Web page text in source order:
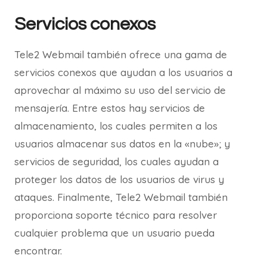
Servicios conexos
Tele2 Webmail también ofrece una gama de
servicios conexos que ayudan a los usuarios a
aprovechar al máximo su uso del servicio de
mensajería. Entre estos hay servicios de
almacenamiento, los cuales permiten a los
usuarios almacenar sus datos en la «nube»; y
servicios de seguridad, los cuales ayudan a
proteger los datos de los usuarios de virus y
ataques. Finalmente, Tele2 Webmail también
proporciona soporte técnico para resolver
cualquier problema que un usuario pueda
encontrar.